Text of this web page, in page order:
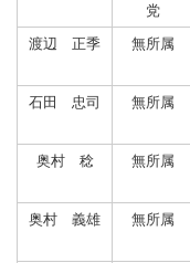
党
渡辺 正季
無所属
石田 忠司
無所属
奥村 稔
無所属
奥村 義雄
無所属